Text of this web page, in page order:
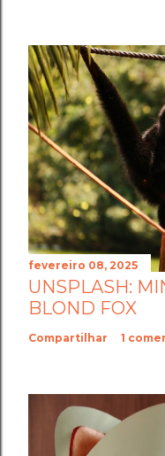
fevereiro 08, 2025
UNSPLASH:
BLOND FOX
Compartilhar 1